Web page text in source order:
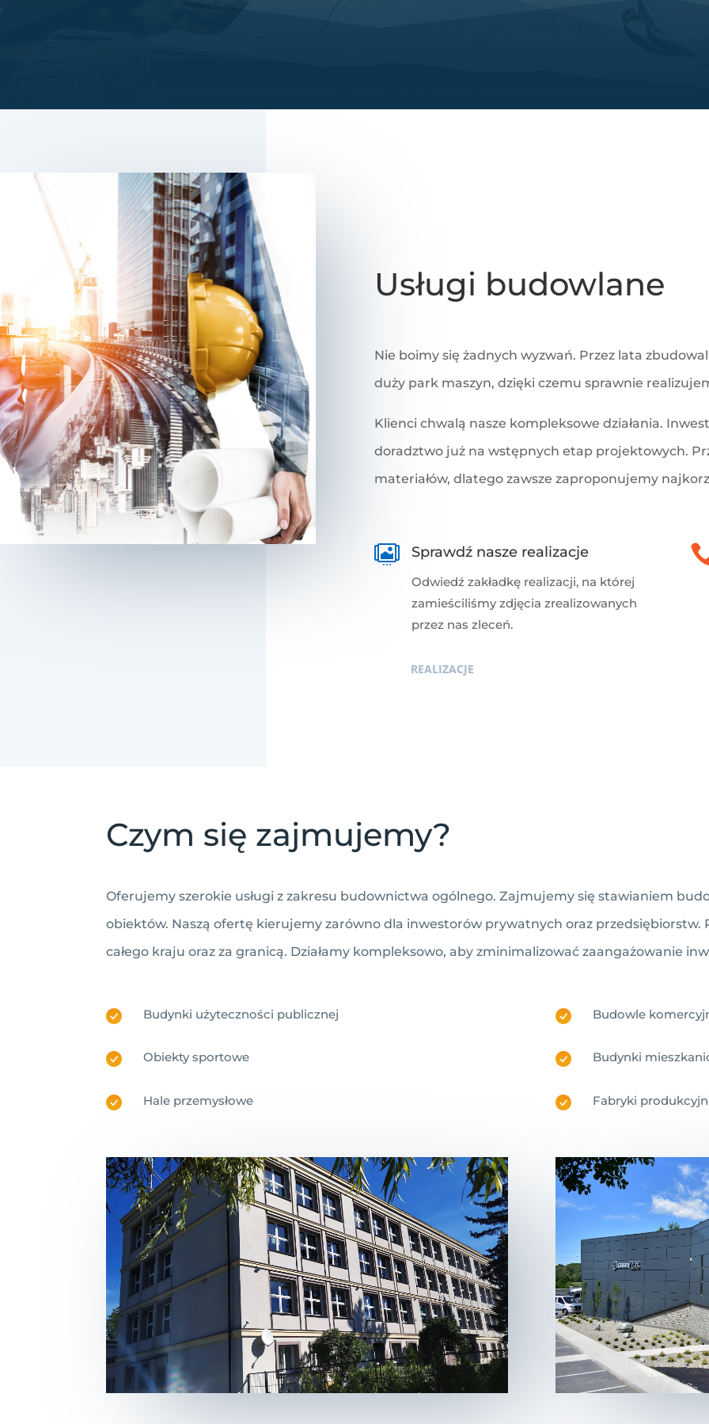
Usługi budowlane
Nie boimy się żadnych wyzwań. Przez lata
duży park maszyn, dzięki czemu sprawnie
Klienci chwalą nasze kompleksowe działania.
doradztwo już na wstępnych etap projektowych.
materiałów, dlatego zawsze zaproponujemy
 Sprawdź nasze realizacje
Odwiedź zakładkę realizacji, na której
zamieściliśmy zdjęcia zrealizowanych
przez nas zleceń.
REALIZACJE
Czym się zajmujemy?
Oferujemy szerokie usługi z zakresu budownictwa ogólnego. Zajmujemy się stawianiem
obiektów. Naszą ofertę kierujemy zarówno dla inwestorów prywatnych oraz przedsiębiorstw.
całego kraju oraz za granicą. Działamy kompleksowo, aby zminimalizować zaangażowanie
Budynki użyteczności publicznej
Obiekty sportowe
Hale przemysłowe
Budowle
Budynki
Fabryki